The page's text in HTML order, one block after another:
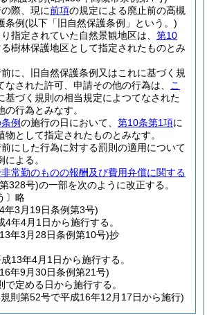
際、現に前項の規定による廃止前の高槻
条例(以下「旧自然保護条例」という。)
指定されていた自然景観地区は、 第10
樹林保護地区として指定されたものとみ
に、旧自然保護条例又はこれに基づく規
なされた許可、申請その他の行為は、
こ
基づく規則の相当規定によつてなされた
行為とみなす。
例の施行の日において、 第10条第1項に
物として指定されたものとみなす。
にした行為に対する罰則の適用について
よる。
常勤のものの報酬及び費用弁償に関する
328号)の一部を次のように改正する。
〕略
年3月19日条例第3号)
4年4月1日から施行する。
年3月28日条例第10号)抄
13年4月1日から施行する。
年9月30日条例第21号)
で定める日から施行する。
則第52号で平成16年12月17日から施行)